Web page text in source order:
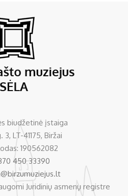
biudžetinė įstaiga
LT-41175, Biržai
190562082
450 33390
Juridinių asmenų registre